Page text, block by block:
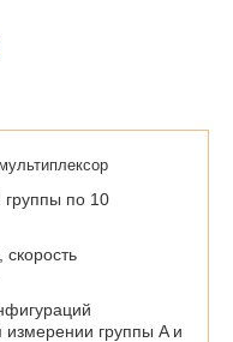
группы по 10
группы A и